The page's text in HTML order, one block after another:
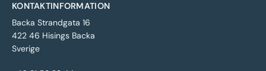
KONTAKTINFORMATION
Backa Strandgata 16
422 46 Hisings Backa
Sverige